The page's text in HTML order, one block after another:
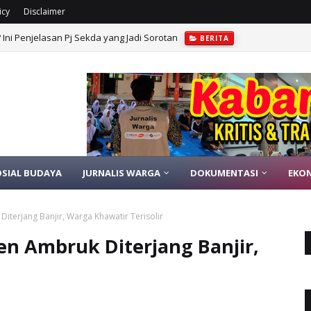
Disclaimer
Penjelasan Pj Sekda yang Jadi Sorotan BERITA
BUDAYA JURNALIS WARGA DOKUMENTASI
Banjir, Warga Khawatir Terisolir
Ambruk Diterjang Banjir,